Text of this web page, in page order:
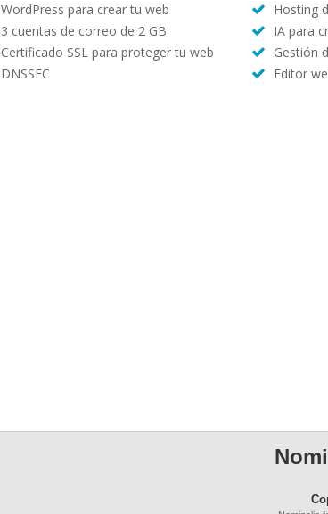
WordPress para crear tu web
Hosting
3 cuentas de correo de 2 GB
IA para
Certificado SSL para proteger tu web
Gestión
DNSSEC
Editor